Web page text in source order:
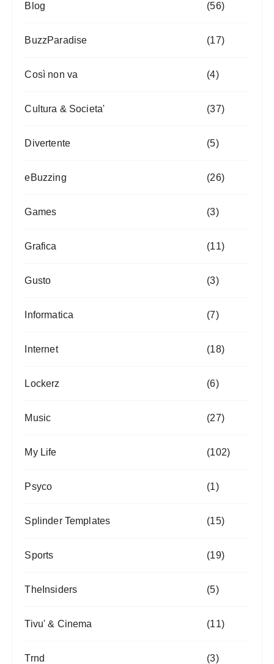
Blog (56)
BuzzParadise (17)
Così non va (4)
Cultura & Societa' (37)
Divertente (5)
eBuzzing (26)
Games (3)
Grafica (11)
Gusto (3)
Informatica (7)
Internet (18)
Lockerz (6)
Music (27)
My Life (102)
Psyco (1)
Splinder Templates (15)
Sports (19)
TheInsiders (5)
Tivu' & Cinema (11)
Trnd (3)